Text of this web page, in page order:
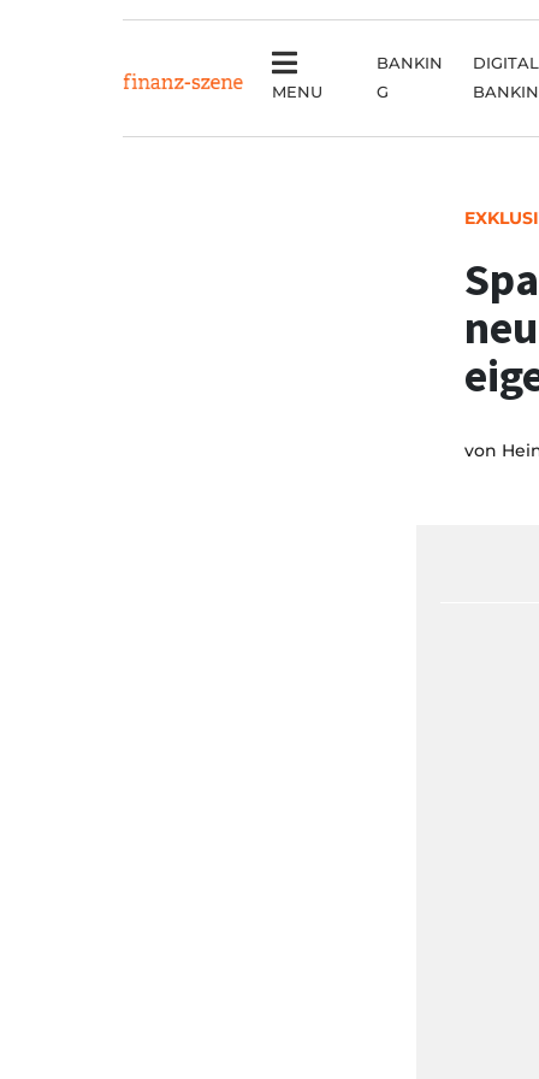
MENU
BANKIN
G
DIGITAL
von